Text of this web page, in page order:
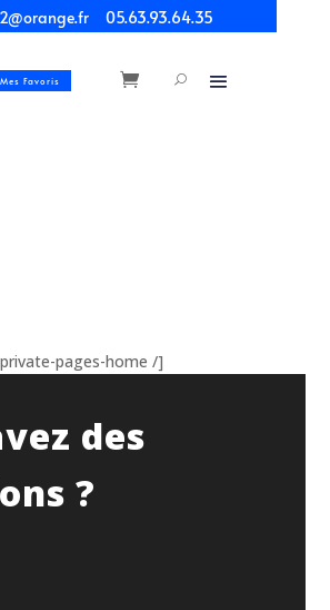
05.63.93.64.35
Mes Favoris
pages-home /]
des
?